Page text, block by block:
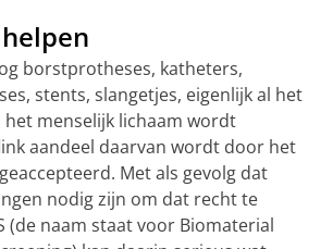
borstprotheses, katheters,
stents, slangetjes, eigenlijk al het
menselijk lichaam wordt
aandeel daarvan wordt door het
Met als gevolg dat
nodig zijn om dat recht te
(de naam staat voor Biomaterial